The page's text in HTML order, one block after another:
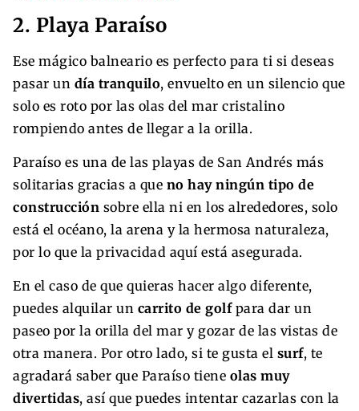
2. Playa Paraíso
Ese mágico balneario es perfecto para ti si deseas
pasar un día tranquilo, envuelto en un silencio que
solo es roto por las olas del mar cristalino
rompiendo antes de llegar a la orilla.
Paraíso es una de las playas de San Andrés más
solitarias gracias a que no hay ningún tipo de
construcción sobre ella ni en los alrededores, solo
está el océano, la arena y la hermosa naturaleza,
por lo que la privacidad aquí está asegurada.
En el caso de que quieras hacer algo diferente,
puedes alquilar un carrito de golf para dar un
paseo por la orilla del mar y gozar de las vistas de
otra manera. Por otro lado, si te gusta el surf, te
agradará saber que Paraíso tiene olas muy
divertidas, así que puedes intentar cazarlas con la